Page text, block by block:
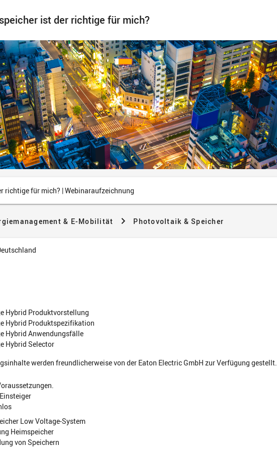
ist der richtige für mich?
richtige für mich? | Webinaraufzeichnung
& E-Mobilität Photovoltaik & Speicher
Hybrid Produktvorstellung
Hybrid Produktspezifikation
Hybrid Anwendungsfälle
Hybrid Selector
werden freundlicherweise von der Eaton Electric GmbH zur Verfügung gestellt.
Einsteiger
Low Voltage-System
Heimspeicher
von Speichern